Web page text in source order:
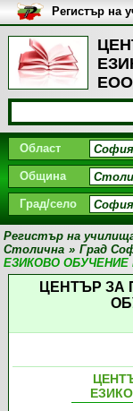
Регистър на
Област
Община
Град/село
Регистър на
Столична » Град
ЕЗИКОВО ОБУЧЕНИЕ
ЦЕНТЪР ЗА